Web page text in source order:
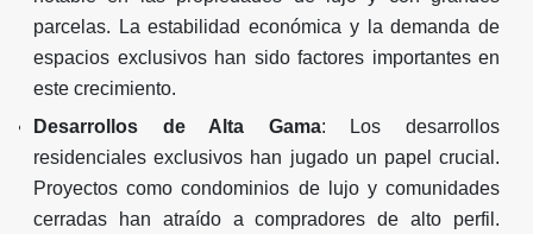
parcelas. La estabilidad económica y la demanda de
espacios exclusivos han sido factores importantes en
este crecimiento.
Desarrollos de Alta Gama: Los desarrollos
residenciales exclusivos han jugado un papel crucial.
Proyectos como condominios de lujo y comunidades
cerradas han atraído a compradores de alto perfil.